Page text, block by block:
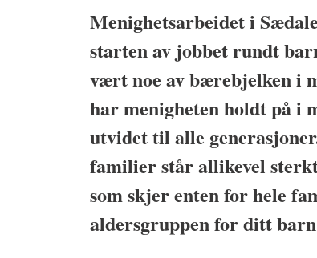
Menighetsarbeidet i
starten av jobbet rundt
vært noe av bærebjelken i
har menigheten holdt på i
utvidet til alle
familier står allikevel
som skjer enten for hele
aldersgruppen for ditt